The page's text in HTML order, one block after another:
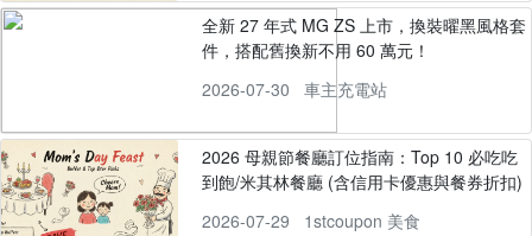
全新 27 年式 MG ZS 上市，換裝曜黑風格套
件，搭配舊換新不用 60 萬元！
2026-07-30
車主充電站
2026 母親節餐廳訂位指南：Top 10 必吃吃
到飽/米其林餐廳 (含信用卡優惠與餐券折扣)
2026-07-29
1stcoupon 美食